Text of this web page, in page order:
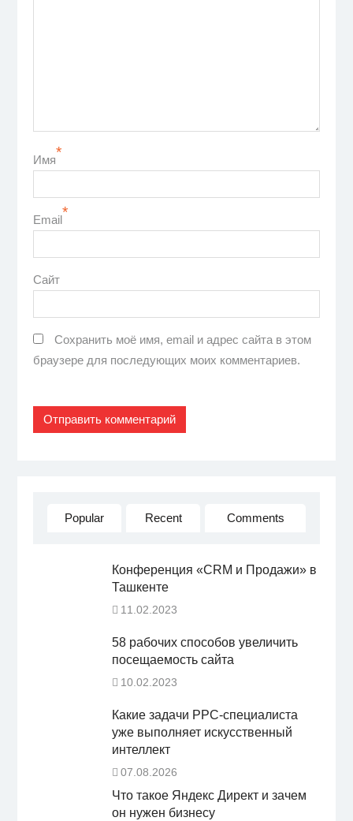
Имя*
Email*
Сайт
Сохранить моё имя, email и адрес сайта в этом
браузере для последующих моих комментариев.
Popular Recent Comments
Конференция «CRM и Продажи» в
Ташкенте
11.02.2023
58 рабочих способов увеличить
посещаемость сайта
10.02.2023
Какие задачи PPC-специалиста
уже выполняет искусственный
интеллект
07.08.2026
Что такое Яндекс Директ и зачем
он нужен бизнесу